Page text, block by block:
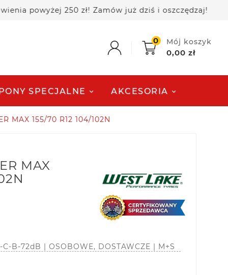
250 zł! Zamów już dziś i oszczędzaj!
0 Mój koszyk
0,00 zł
SPECJALNE AKCESORIA
MAX 155/70 R12 104/102N
MAX
B-72dB | OSOBOWE, DOSTAWCZE | M+S